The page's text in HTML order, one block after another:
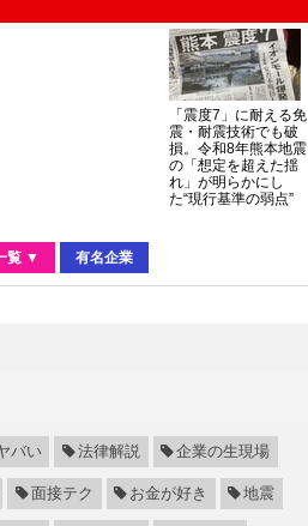
「震度7」に耐える免
震・耐震技術でも破
損。令和8年熊本地震
の「想定を超えた揺
れ」が明らかにし
た“現行基準の弱点”
覧 ▼ 有名企業
バい 法律解説 企業の生現場
面接テク お金が好き 地震